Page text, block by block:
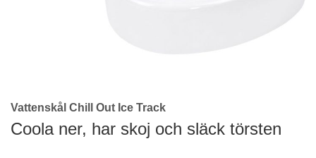
Skip
to
the
Vattenskål Chill Out Ice Track
Coola ner, har skoj och släck törsten